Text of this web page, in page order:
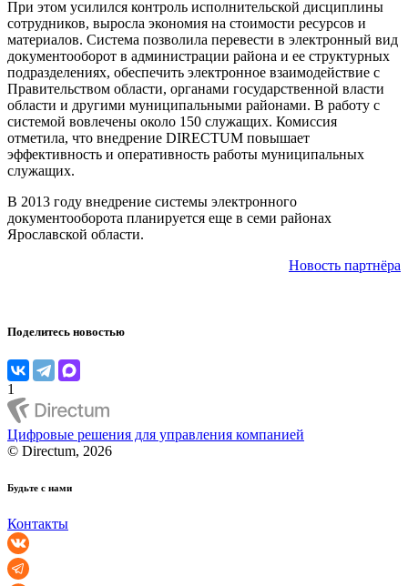
При этом усилился контроль исполнительской дисциплины
сотрудников, выросла экономия на стоимости ресурсов и
материалов. Система позволила перевести в электронный вид
документооборот в администрации района и ее структурных
подразделениях, обеспечить электронное взаимодействие с
Правительством области, органами государственной власти
области и другими муниципальными районами. В работу с
системой вовлечены около 150 служащих. Комиссия
отметила, что внедрение DIRECTUM повышает
эффективность и оперативность работы муниципальных
служащих.
В 2013 году внедрение системы электронного
документооборота планируется еще в семи районах
Ярославской области.
Новость партнёра
Поделитесь новостью
1
Цифровые решения для управления компанией
© Directum, 2026
Будьте с нами
Контакты